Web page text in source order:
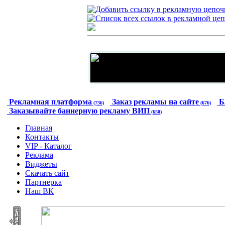
Рекламная платформа (736) Заказ рекламы на сайте (676)
Заказывайте баннерную рекламу ВИП (650)
Главная
Контакты
VIP - Каталог
Реклама
Виджеты
Скачать сайт
Партнерка
Наш ВК